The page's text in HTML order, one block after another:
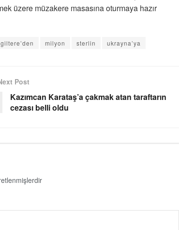
üzere müzakere masasına oturmaya hazır
milyon sterlin ukrayna’ya
Post
Kazımcan Karataş’a çakmak atan taraftarın
cezası belli oldu